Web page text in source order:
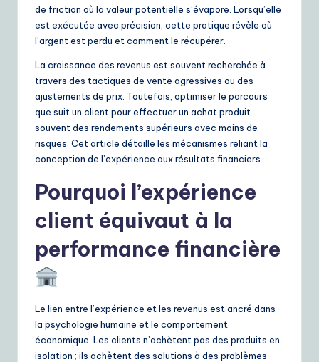
&
S
o
ft
w
lu
o
de friction où la valeur potentielle s’évapore. Lorsqu’elle
est exécutée avec précision, cette pratique révèle où
l’argent est perdu et comment le récupérer.
La croissance des revenus est souvent recherchée à
travers des tactiques de vente agressives ou des
ajustements de prix. Toutefois, optimiser le parcours
que suit un client pour effectuer un achat produit
souvent des rendements supérieurs avec moins de
risques. Cet article détaille les mécanismes reliant la
conception de l’expérience aux résultats financiers.
Pourquoi l’expérience
client équivaut à la
performance financière
Le lien entre l’expérience et les revenus est ancré dans
la psychologie humaine et le comportement
économique. Les clients n’achètent pas des produits en
isolation ; ils achètent des solutions à des problèmes